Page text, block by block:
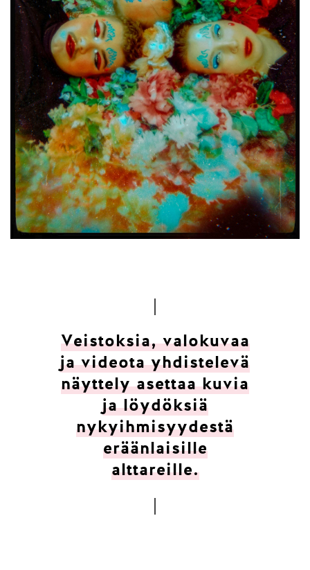
Veistoksia, valokuvaa
ja videota yhdistelevä
näyttely asettaa kuvia
ja löydöksiä
nykyihmisyydestä
eräänlaisille
alttareille.